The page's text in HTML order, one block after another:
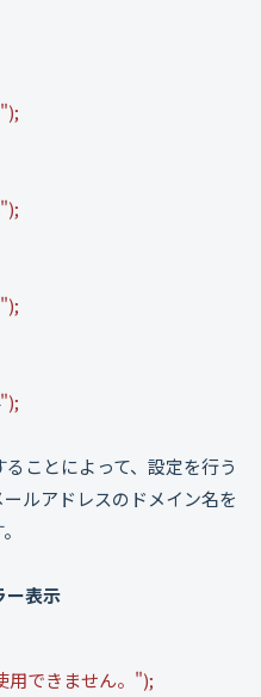
");
");
");
");
ことによって、設定を行う
ルアドレスのドメイン名を
ー表示
できません。");